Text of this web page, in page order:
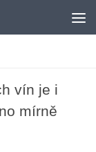
vín je i
mírně